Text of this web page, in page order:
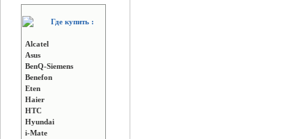
Где купить :
Alcatel
Asus
BenQ-Siemens
Benefon
Eten
Haier
HTC
Hyundai
i-Mate